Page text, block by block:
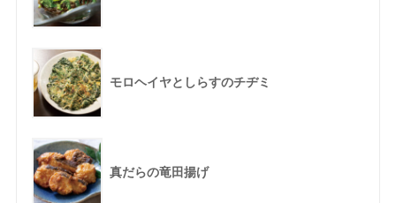
モロヘイヤとしらすのチヂミ
真だらの竜田揚げ